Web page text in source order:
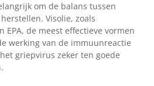
om de balans tussen
Visolie, zoals
EPA, de meest effectieve vormen
werking van de immuunreactie
griepvirus zeker ten goede